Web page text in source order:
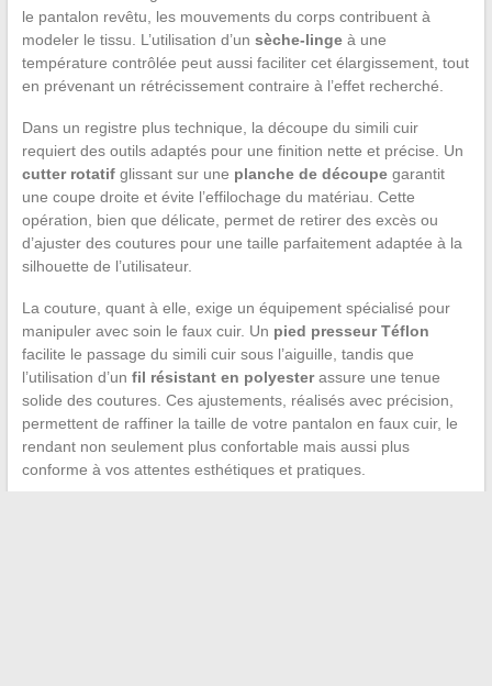
le pantalon revêtu, les mouvements du corps contribuent à
modeler le tissu. L’utilisation d’un sèche-lingeà une
température contrôlée peut aussi faciliter cet élargissement, tout
en prévenant un rétrécissement contraire à l’effet recherché.
Dans un registre plus technique, la découpe du simili cuir
requiert des outils adaptés pour une finition nette et précise. Un
cutter rotatifglissant sur une planche de découpegarantit
une coupe droite et évite l’effilochage du matériau. Cette
opération, bien que délicate, permet de retirer des excès ou
d’ajuster des coutures pour une taille parfaitement adaptée à la
silhouette de l’utilisateur.
La couture, quant à elle, exige un équipement spécialisé pour
manipuler avec soin le faux cuir. Un pied presseur Téflon
facilite le passage du simili cuir sous l’aiguille, tandis que
l’utilisation d’un fil résistant en polyesterassure une tenue
solide des coutures. Ces ajustements, réalisés avec précision,
permettent de raffiner la taille de votre pantalon en faux cuir, le
rendant non seulement plus confortable mais aussi plus
conforme à vos attentes esthétiques et pratiques.